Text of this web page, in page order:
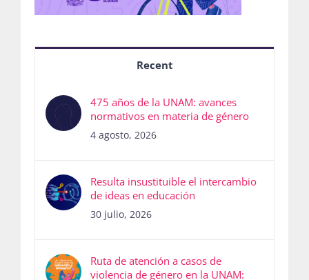
Recent
475 años de la UNAM: avances
normativos en materia de género
4 agosto, 2026
Resulta insustituible el intercambio
de ideas en educación
30 julio, 2026
Ruta de atención a casos de
violencia de género en la UNAM: